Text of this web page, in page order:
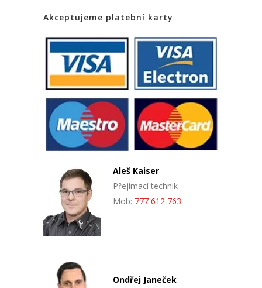
Akceptujeme platební karty
Aleš Kaiser
Přejímací technik
Mob: 777 612 763
Ondřej Janeček